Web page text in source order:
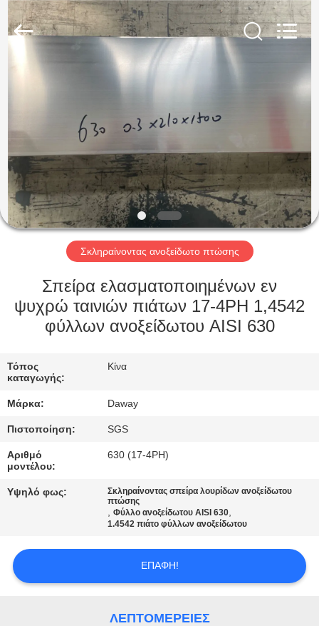
ΣΠΊΤΙ
ΠΡΟΪΌΝΤΑ
ΒΊΝΤΕΟ
ΠΕΡΊΠΟΥ
ΕΜΕΊΣ
ΓΎΡΟΣ
ΕΡΓΟΣΤΑΣΊΩΝ
ΈΛΕΓΧΟΣ
ΜΑΣ
ΕΛΆΤΕ
ΣΕ
ΕΠΑΦΉ
ΖΗΤΉΣΤΕ
ΈΝΑ
Special
Co.,
Ltd.
Σκληραίνοντας ανοξείδωτο πτώσης
Σπείρα ελασματοποιημένων εν
ψυχρώ ταινιών πιάτων 17-4PH 1,4542
φύλλων ανοξείδωτου AISI 630
Τόπος
καταγωγής:
Κίνα
Μάρκα: Daway
Πιστοποίηση: SGS
Αριθμό
μοντέλου:
630 (17-4PH)
Υψηλό φως:
Σκληραίνοντας σπείρα λουρίδων ανοξείδωτου
πτώσης
,Φύλλο ανοξείδωτου AISI 630,
1.4542 πιάτο φύλλων ανοξείδωτου
ΕΠΑΦΉ!
ΛΕΠΤΟΜΈΡΕΙΕΣ